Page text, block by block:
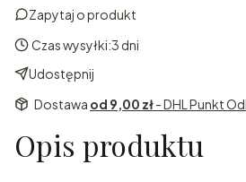
Zapytaj o produkt
Czas wysyłki:3 dni
Udostępnij
Dostawa od 9,00 zł- DHL Punkt
Opis produktu